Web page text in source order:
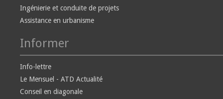
Ingénierie et conduite de projets
Assistance en urbanisme
Informer
Info-lettre
Le Mensuel - ATD Actualité
Conseil en diagonale